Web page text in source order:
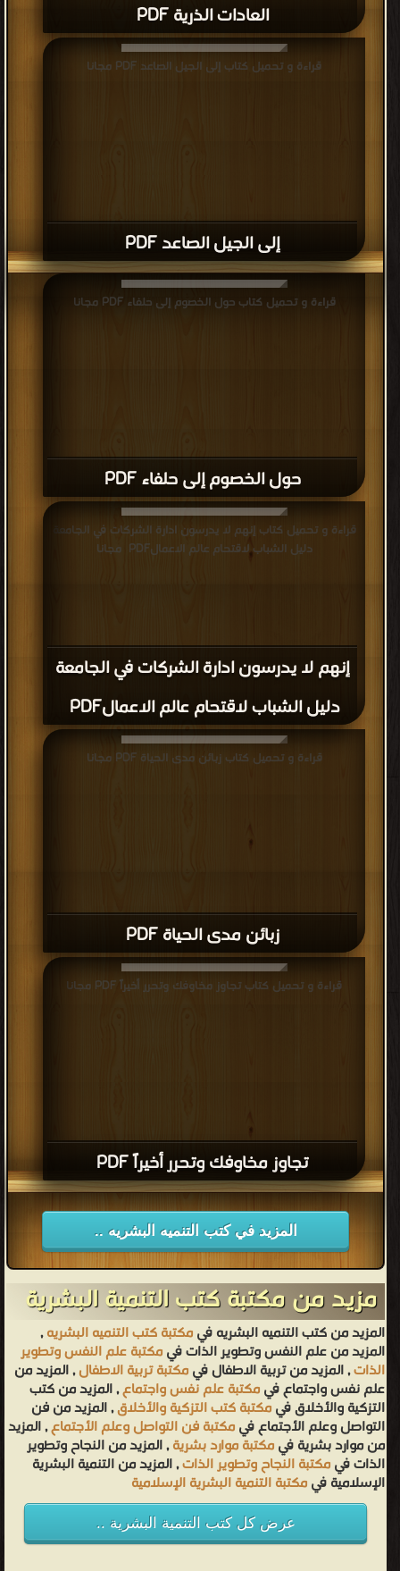
العادات الذرية PDF
إلى الجيل الصاعد PDF
قراءة و تحميل كتاب إلى الجيل الصاعد PDF مجانا
حول الخصوم إلى حلفاء PDF
قراءة و تحميل كتاب حول الخصوم إلى حلفاء PDF مجانا
إنهم لا يدرسون ادارة الشركات في الجامعة
دليل الشباب لاقتحام عالم الاعمال‎ PDF
قراءة و تحميل كتاب إنهم لا يدرسون ادارة الشركات في الجامعة
دليل الشباب لاقتحام عالم الاعمال‎ PDF مجانا
زبائن مدى الحياة PDF
قراءة و تحميل كتاب زبائن مدى الحياة PDF مجانا
تجاوز مخاوفك وتحرر أخيراً PDF
قراءة و تحميل كتاب تجاوز مخاوفك وتحرر أخيراً PDF مجانا
المزيد في كتب التنميه البشريه ..
مزيد من مكتبة كتب التنمية البشرية
المزيد من كتب التنميه البشريه فيمكتبة كتب التنميه البشريه,
المزيد من علم النفس وتطوير الذات فيمكتبة علم النفس وتطوير
الذات, المزيد من تربية الاطفال فيمكتبة تربية الاطفال, المزيد من
علم نفس واجتماع فيمكتبة علم نفس واجتماع, المزيد من كتب
التزكية والأخلاق فيمكتبة كتب التزكية والأخلاق, المزيد من فن
التواصل وعلم الأجتماع فيمكتبة فن التواصل وعلم الأجتماع, المزيد
من موارد بشرية فيمكتبة موارد بشرية, المزيد من النجاح وتطوير
الذات فيمكتبة النجاح وتطوير الذات, المزيد من التنمية البشرية
الإسلامية فيمكتبة التنمية البشرية الإسلامية
عرض كل كتب التنمية البشرية ..